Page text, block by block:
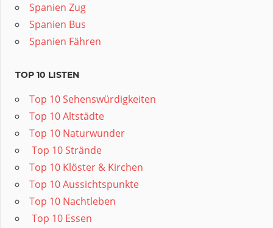
Spanien Zug
Spanien Bus
Spanien Fähren
TOP 10 LISTEN
Top 10 Sehenswürdigkeiten
Top 10 Altstädte
Top 10 Naturwunder
️ Top 10 Strände
Top 10 Klöster & Kirchen
Top 10 Aussichtspunkte
Top 10 Nachtleben
️ Top 10 Essen